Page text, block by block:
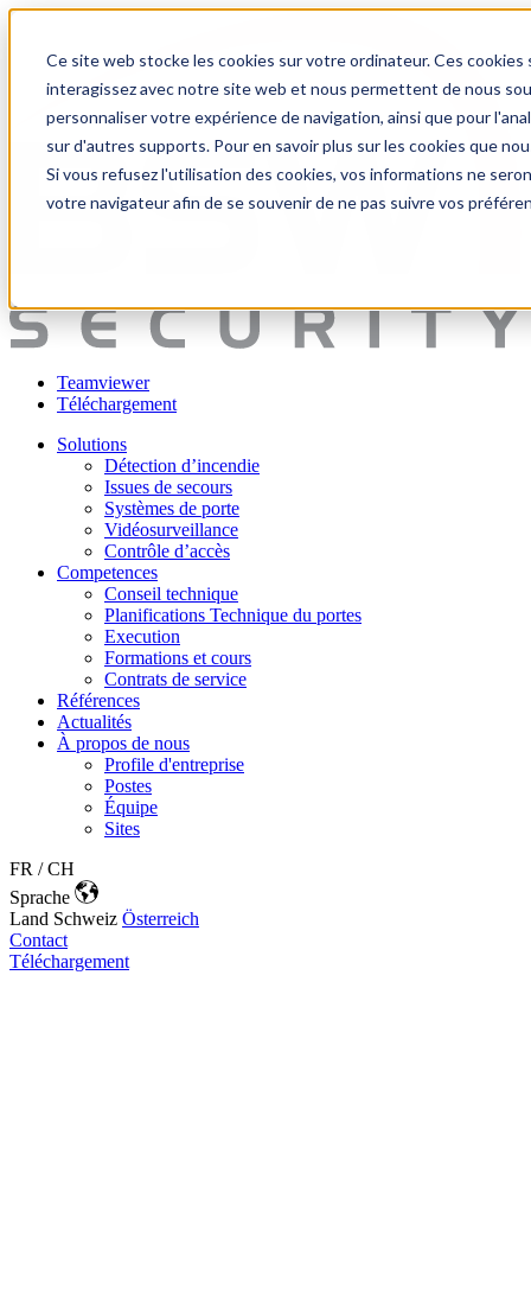
Ce site web stocke les cookies sur votre ordinateur. Ces
interagissez avec notre site web et nous permettent de nous
personnaliser votre expérience de navigation, ainsi que pour
sur d'autres supports. Pour en savoir plus sur les cookies que
Si vous refusez l'utilisation des cookies, vos informations ne
votre navigateur afin de se souvenir de ne pas suivre vos
Teamviewer
Téléchargement
Solutions
Détection d’incendie
Issues de secours
Systèmes de porte
Vidéosurveillance
Contrôle d’accès
Competences
Conseil technique
Planifications Technique du portes
Execution
Formations et cours
Contrats de service
Références
Actualités
À propos de nous
Profile d'entreprise
Postes
Équipe
Sites
FR / CH
Sprache
Land Schweiz Österreich
Contact
Téléchargement